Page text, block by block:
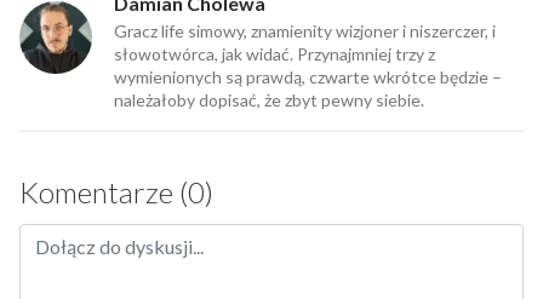
Gracz life simowy, znamienity wizjoner i niszerczer, i
słowotwórca, jak widać. Przynajmniej trzy z
wymienionych są prawdą, czwarte wkrótce będzie –
należałoby dopisać, że zbyt pewny siebie.
Komentarze (0)